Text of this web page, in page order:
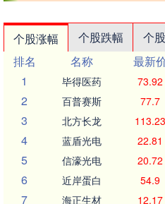
个股涨幅 个股跌幅 个
排名
名称 最新
1
毕得医药 73.92
2 百普赛斯 77.7
3 北方长龙 113.23
4 蓝盾光电 22.81
5 信濠光电 20.72
6 近岸蛋白 54.9
7 海正生材 12.17